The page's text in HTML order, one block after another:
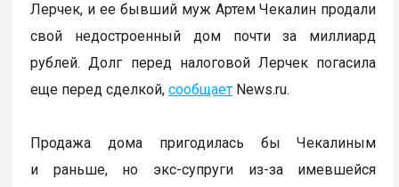
Лерчек, и ее бывший муж Артем Чекалин продали
свой недостроенный дом почти за миллиард
рублей. Долг перед налоговой Лерчек погасила
еще перед сделкой,сообщает News.ru.
Продажа дома пригодилась бы Чекалиным
и раньше, но экс-супруги из-за имевшейся